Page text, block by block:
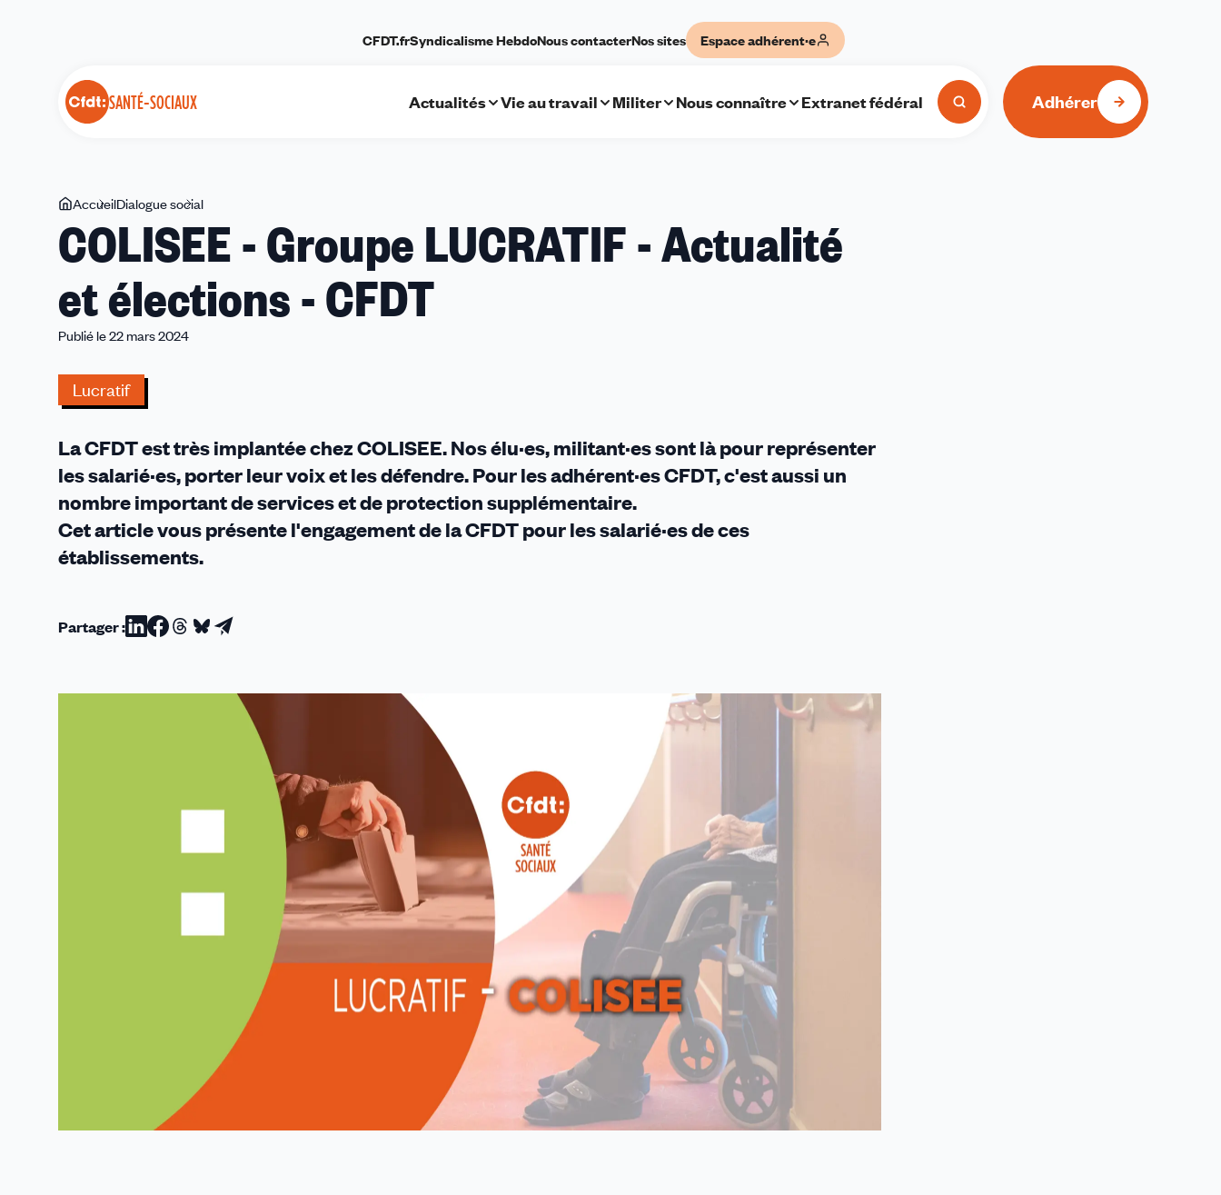
SANTÉ-SOCIAUX
CFDT.frSyndicalisme HebdoNous contacterNos sites Espace adhérent·e
Actualités Vie au travail Militer Nous connaître Extranet fédéral Adhérer
Vous
êtes
ici
AccueilDialogue social
-
Groupe
LUCRATIF
-
COLISEE - Groupe LUCRATIF - Actualité
et élections - CFDT
Publié le 22 mars 2024
Lucratif
La CFDT est très implantée chez COLISEE. Nos élu·es, militant·es sont là pour représenter
les salarié·es, porter leur voix et les défendre. Pour les adhérent·es CFDT, c'est aussi un
nombre important de services et de protection supplémentaire.
Cet article vous présente l'engagement de la CFDT pour les salarié·es de ces
établissements.
Partager :Partager
Linkedin
Partager
Facebook
Partager
Threads
Partager
Bluesky
Partager
email